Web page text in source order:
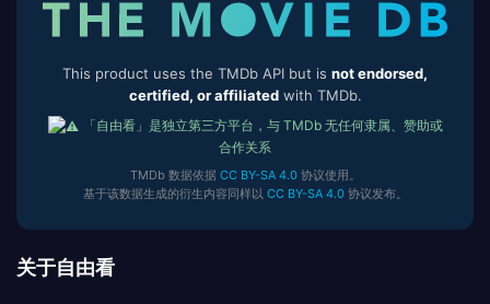
This product uses the TMDb API but is not endorsed,
certified, or affiliatedwith TMDb.
「自由看」是独立第三方平台，与 TMDb 无任何隶属、赞助或
合作关系
TMDb 数据依据 CC BY-SA 4.0协议使用。
基于该数据生成的衍生内容同样以 CC BY-SA 4.0协议发布。
关于自由看